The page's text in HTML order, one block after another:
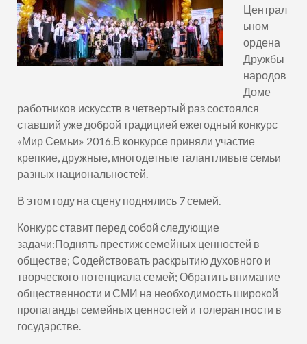
Централ
ьном
ордена
Дружбы
народов
Доме
работников искусств в четвертый раз состоялся
ставший уже доброй традицией ежегодный конкурс
«Мир Семьи» 2016.В конкурсе приняли участие
крепкие, дружные, многодетные талантливые семьи
разных национальностей.
В этом году на сцену поднялись 7 семей.
Конкурс ставит перед собой следующие
задачи:Поднять престиж семейных ценностей в
обществе; Содействовать раскрытию духовного и
творческого потенциала семей; Обратить внимание
общественности и СМИ на необходимость широкой
пропаганды семейных ценностей и толерантности в
государстве.